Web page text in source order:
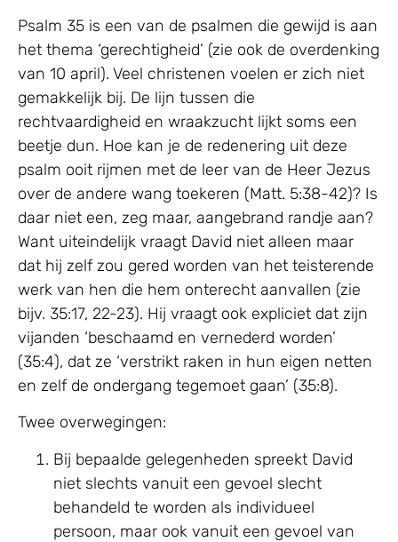
Psalm 35 is een van de psalmen die gewijd is aan
het thema ‘gerechtigheid’ (zie ook de overdenking
van 10 april). Veel christenen voelen er zich niet
gemakkelijk bij. De lijn tussen die
rechtvaardigheid en wraakzucht lijkt soms een
beetje dun. Hoe kan je de redenering uit deze
psalm ooit rijmen met de leer van de Heer Jezus
over de andere wang toekeren (Matt. 5:38-42)? Is
daar niet een, zeg maar, aangebrand randje aan?
Want uiteindelijk vraagt David niet alleen maar
dat hij zelf zou gered worden van het teisterende
werk van hen die hem onterecht aanvallen (zie
bijv. 35:17, 22-23). Hij vraagt ook expliciet dat zijn
vijanden ‘beschaamd en vernederd worden’
(35:4), dat ze ‘verstrikt raken in hun eigen netten
en zelf de ondergang tegemoet gaan’ (35:8).
Twee overwegingen:
Bij bepaalde gelegenheden spreekt David
niet slechts vanuit een gevoel slecht
behandeld te worden als individueel
persoon, maar ook vanuit een gevoel van